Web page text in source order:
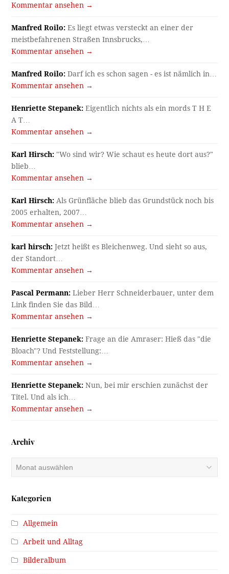
Kommentar ansehen →
Manfred Roilo: Es liegt etwas versteckt an einer der
meistbefahrenen Straßen Innsbrucks,…
Kommentar ansehen →
Manfred Roilo: Darf ich es schon sagen - es ist nämlich in…
Kommentar ansehen →
Henriette Stepanek: Eigentlich nichts als ein mords T H E
A T…
Kommentar ansehen →
Karl Hirsch: "Wo sind wir? Wie schaut es heute dort aus?"
blieb…
Kommentar ansehen →
Karl Hirsch: Als Grünfläche blieb das Grundstück noch bis
2005 erhalten, 2007…
Kommentar ansehen →
karl hirsch: Jetzt heißt es Bleichenweg. Und sieht so aus,
der Standort…
Kommentar ansehen →
Pascal Permann: Lieber Herr Schneiderbauer, unter dem
Link finden Sie das Bild…
Kommentar ansehen →
Henriette Stepanek: Frage an die Amraser: Hieß das "die
Bloach"? Und Feststellung:…
Kommentar ansehen →
Henriette Stepanek: Nun, bei mir erschien zunächst der
Titel. Und als ich…
Kommentar ansehen →
Archiv
Archiv
Kategorien
Allgemein
Arbeit und Alltag
Bilderalbum